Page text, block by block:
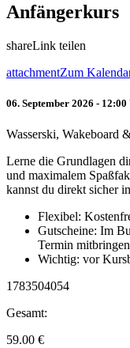
Anfängerkurs
shareLink teilen
attachmentZum
06. September 2026 -
Wasserski, Wakeboard
Lerne die Grundlagen
und maximalem
kannst du direkt sicher
Flexibel:
Gutscheine: Im
Termin
Wichtig: vor
1783504054
Gesamt:
59.00 €